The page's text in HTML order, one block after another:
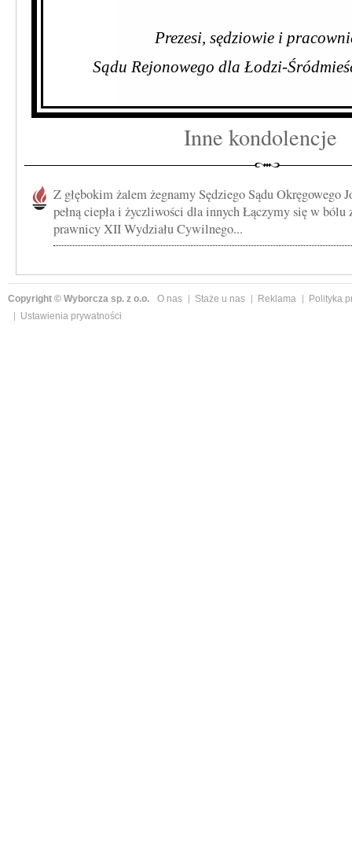
Prezesi, sędziowie i
Sądu Rejonowego dla Łodzi-
Inne kondolencje
Z głębokim żalem żegnamy Sędziego Sądu Okręgowego
pełną ciepła i życzliwości dla innych Łączymy się w bólu
prawnicy XII Wydziału Cywilnego...
Copyright © Wyborcza sp. z o.o. O nas Staże u nas Reklama
Polityka
Ustawienia prywatności